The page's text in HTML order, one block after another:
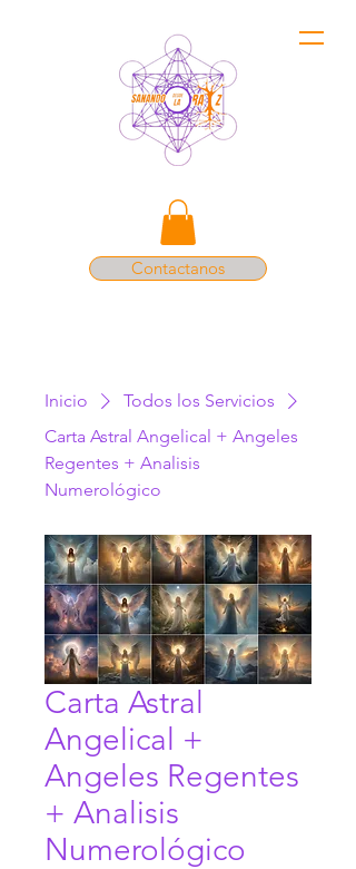
Contactanos
Inicio
Todos los Servicios
Carta Astral Angelical + Angeles
Regentes + Analisis
Numerológico
Carta Astral
Angelical +
Angeles Regentes
+ Analisis
Numerológico